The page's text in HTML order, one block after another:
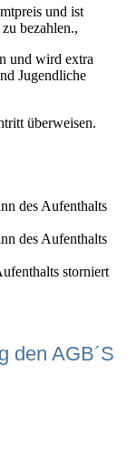
und ist
bezahlen.,
und wird extra
Jugendliche
überweisen.
des Aufenthalts
des Aufenthalts
storniert
den AGB´S